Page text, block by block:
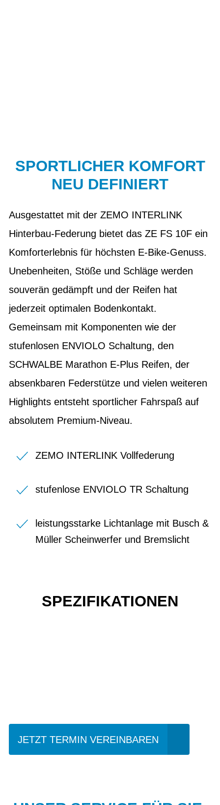
SPORTLICHER KOMFORT
NEU DEFINIERT
Ausgestattet mit der ZEMO INTERLINK
Hinterbau-Federung bietet das ZE FS 10F ein
Komforterlebnis für höchsten E-Bike-Genuss.
Unebenheiten, Stöße und Schläge werden
souverän gedämpft und der Reifen hat
jederzeit optimalen Bodenkontakt.
Gemeinsam mit Komponenten wie der
stufenlosen ENVIOLO Schaltung, den
SCHWALBE Marathon E-Plus Reifen, der
absenkbaren Federstütze und vielen weiteren
Highlights entsteht sportlicher Fahrspaß auf
absolutem Premium-Niveau.
ZEMO INTERLINK Vollfederung
stufenlose ENVIOLO TR Schaltung
leistungsstarke Lichtanlage mit Busch &
Müller Scheinwerfer und Bremslicht
SPEZIFIKATIONEN
JETZT TERMIN VEREINBAREN